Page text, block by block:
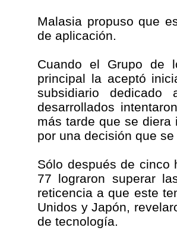
Malasia propuso que
de aplicación.
Cuando el Grupo de
principal la aceptó
subsidiario
desarrollados
más tarde que se diera
por una decisión que
Sólo después de cinco
77 lograron superar
reticencia a que este
Unidos y Japón,
de tecnología.